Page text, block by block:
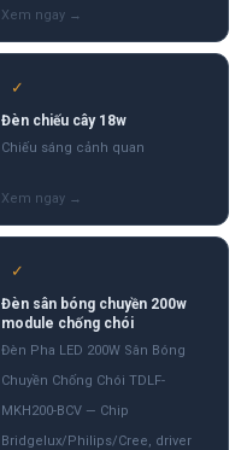
✓
Đèn chiếu cây 18w
Chiếu sáng cảnh quan
✓
Đèn sân bóng chuyền 200w
module chống chói
Đèn Pha LED 200W Sân Bóng
Chuyền Chống Chói TDLF-
MKH200-BCV — Chip
Bridgelux/Philips/Cree, driver